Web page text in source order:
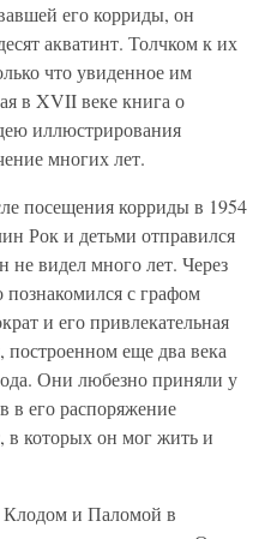
его корриды, он
акватинт. Толчком к их
что увиденное им
в XVII веке книга о
иллюстрирования
многих лет.
посещения корриды в 1954
Рок и детьми отправился
не видел много лет. Через
с графом
и его привлекательная
еще два века
Они любезно приняли у
в его распоряжение
в которых он мог жить и
Клодом и Паломой в